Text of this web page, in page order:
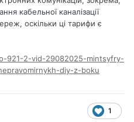
кабельної каналізації
оскільки ці тарифи є
921-2-vid-29082025-mintsyfry-
diy-z-boku
1